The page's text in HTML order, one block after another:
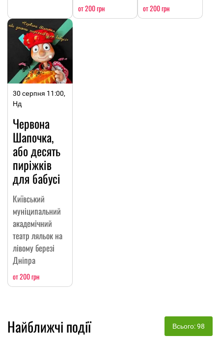
от 200 грн от 200 грн
30 серпня 11:00,
Нд
Червона
Шапочка,
або десять
пиріжків
для бабусі
Київський
муніципальний
академічний
театр ляльок на
лівому березі
Дніпра
от 200 грн
Найближчі події Всього: 98